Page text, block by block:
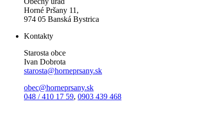
Horné Pršany 11,
974 05 Banská Bystrica
Kontakty
Starosta obce
Ivan Dobrota
starosta@horneprsany.sk
obec@horneprsany.sk
048 / 410 17 59, 0903 439 468